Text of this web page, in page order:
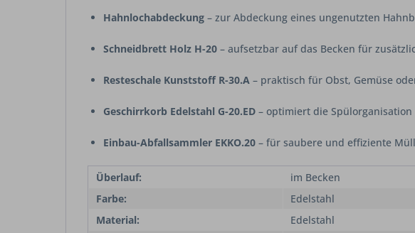
Hahnlochabdeckung – zur Abdeckung eines ungenutzten
Schneidbrett Holz H-20 – aufsetzbar auf das Becken für
Resteschale Kunststoff R-30.A – praktisch für Obst, Gemüse
Geschirrkorb Edelstahl G-20.ED – optimiert die Spülorganisation
Einbau-Abfallsammler EKKO.20 – für saubere und effiziente
Überlauf:
im Becken
Farbe:
Edelstahl
Material:
Edelstahl